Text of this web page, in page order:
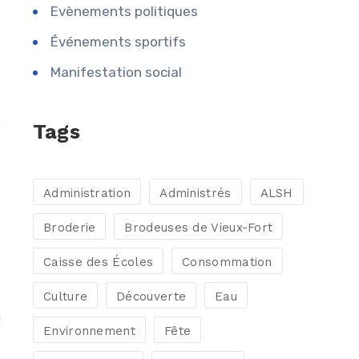
Evènements politiques
Événements sportifs
Manifestation social
Tags
Administration Administrés ALSH
Broderie Brodeuses de Vieux-Fort
Caisse des Écoles Consommation
Culture Découverte Eau
Environnement Fête